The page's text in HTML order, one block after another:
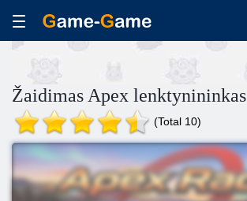
Žaidimas Apex lenktynininkas
(Total 10)